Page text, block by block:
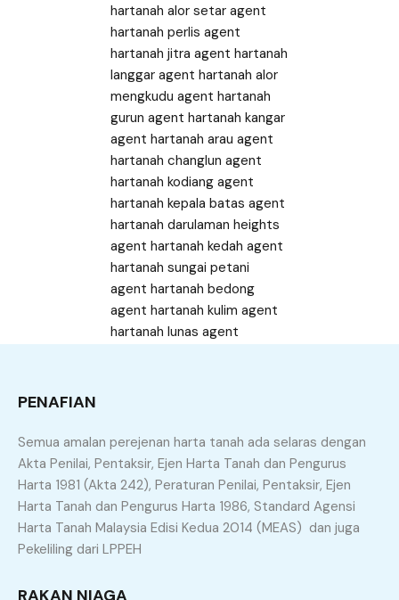
60164286006
PENAFIAN
Semua amalan perejenan harta tanah ada selaras dengan
Akta Penilai, Pentaksir, Ejen Harta Tanah dan Pengurus
Harta 1981 (Akta 242), Peraturan Penilai, Pentaksir, Ejen
Harta Tanah dan Pengurus Harta 1986, Standard Agensi
Harta Tanah Malaysia Edisi Kedua 2014 (MEAS) dan juga
Pekeliling dari LPPEH
RAKAN NIAGA